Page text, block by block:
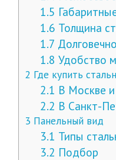
1.5
1.6 Толщина
1.7
1.8 Удобство
2 Где купить
2.1 В Москве
2.2 В Санкт-
3 Панельный вид
3.1 Типы
3.2 Подбор